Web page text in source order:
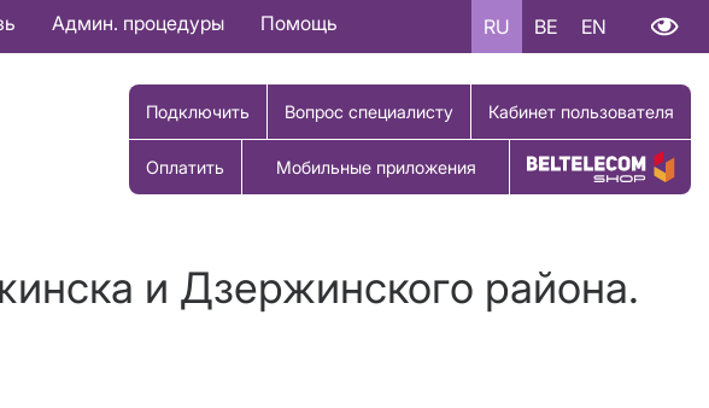
Админ. процедуры Помощь RU BE EN
Подключить Вопрос специалисту Кабинет пользователя
Оплатить Мобильные приложения Купить товар
и Дзержинского района.